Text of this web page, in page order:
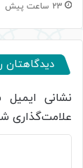
23 ساعت پیش
دیدگاهتان
نشانی
علامت‌گذاری